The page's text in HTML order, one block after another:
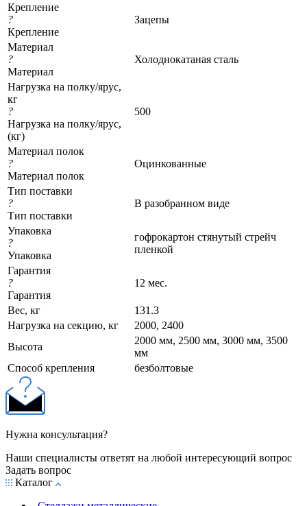
Крепление
?
Крепление
Зацепы
Материал
?
Материал
Холоднокатаная сталь
Нагрузка на полку/ярус,
кг
?
Нагрузка на полку/ярус,
(кг)
500
Материал полок
?
Материал полок
Оцинкованные
Тип поставки
?
Тип поставки
В разобранном виде
Упаковка
?
Упаковка
гофрокартон стянутый стрейч
пленкой
Гарантия
?
Гарантия
12 мес.
Вес, кг
131.3
Нагрузка на секцию, кг
2000, 2400
Высота
2000 мм, 2500 мм, 3000 мм, 3500
мм
Cпособ крепления
безболтовые
Нужна консультация?
Наши специалисты ответят на любой интересующий вопрос
Задать вопрос
Каталог